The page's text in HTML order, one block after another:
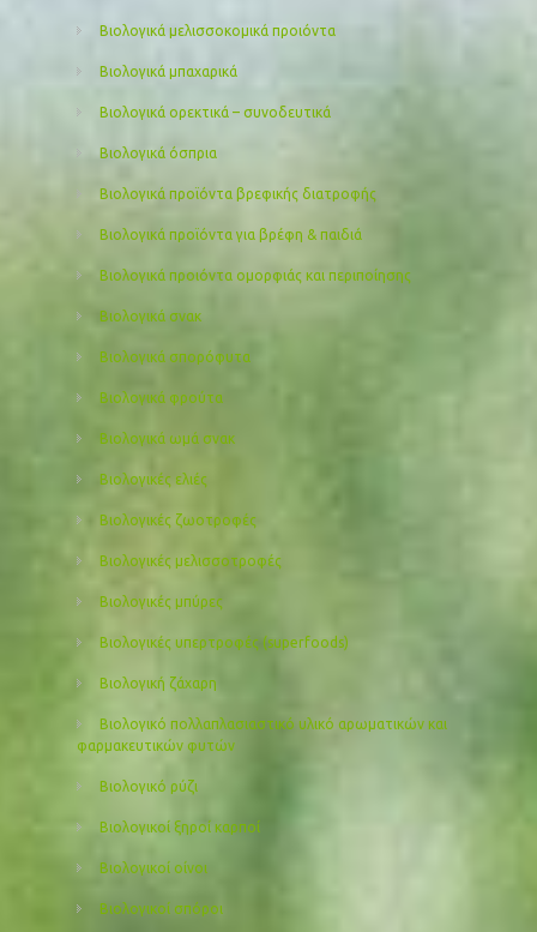
Βιολογικά μελισσοκομικά προιόντα
Βιολογικά μπαχαρικά
Βιολογικά ορεκτικά – συνοδευτικά
Βιολογικά όσπρια
Βιολογικά προϊόντα βρεφικής διατροφής
Βιολογικά προϊόντα για βρέφη & παιδιά
Βιολογικά προιόντα ομορφιάς και περιποίησης
Βιολογικά σνακ
Βιολογικά σπορόφυτα
Βιολογικά φρούτα
Βιολογικά ωμά σνακ
Βιολογικές ελιές
Βιολογικές ζωοτροφές
Βιολογικές μελισσοτροφές
Βιολογικές μπύρες
Βιολογικές υπερτροφές (superfoods)
Βιολογική ζάχαρη
Βιολογικό πολλαπλασιαστικό υλικό αρωματικών και
φαρμακευτικών φυτών
Βιολογικό ρύζι
Βιολογικοί ξηροί καρποί
Βιολογικοί οίνοι
Βιολογικοί σπόροι